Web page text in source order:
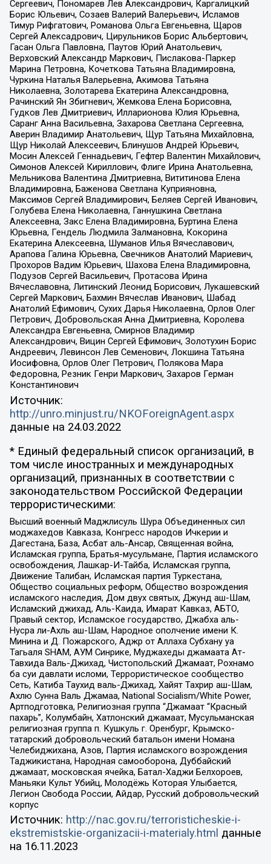
Сергеевич, Пономарев Лев Александрович, Каргалицкий
Борис Юльевич, Созаев Валерий Валерьевич, Исламов
Тимур Рифгатович, Романова Ольга Евгеньевна, Щаров
Сергей Алексадрович, Цирульников Борис Альбертович,
Гасан Ольга Павловна, Паутов Юрий Анатольевич,
Верховский Александр Маркович, Пислакова-Паркер
Марина Петровна, Кочеткова Татьяна Владимировна,
Чуркина Наталья Валерьевна, Акимова Татьяна
Николаевна, Золотарева Екатерина Александровна,
Рачинский Ян Збигневич, Жемкова Елена Борисовна,
Гудков Лев Дмитриевич, Илларионова Юлия Юрьевна,
Саранг Анна Васильевна, Захарова Светлана Сергеевна,
Аверин Владимир Анатольевич, Щур Татьяна Михайловна,
Щур Николай Алексеевич, Блинушов Андрей Юрьевич,
Мосин Алексей Геннадьевич, Гефтер Валентин Михайлович,
Симонов Алексей Кириллович, Флиге Ирина Анатольевна,
Мельникова Валентина Дмитриевна, Вититинова Елена
Владимировна, Баженова Светлана Куприяновна,
Максимов Сергей Владимирович, Беляев Сергей Иванович,
Голубева Елена Николаевна, Ганнушкина Светлана
Алексеевна, Закс Елена Владимировна, Буртина Елена
Юрьевна, Гендель Людмила Залмановна, Кокорина
Екатерина Алексеевна, Шуманов Илья Вячеславович,
Арапова Галина Юрьевна, Свечников Анатолий Мариевич,
Прохоров Вадим Юрьевич, Шахова Елена Владимировна,
Подузов Сергей Васильевич, Протасова Ирина
Вячеславовна, Литинский Леонид Борисович, Лукашевский
Сергей Маркович, Бахмин Вячеслав Иванович, Шабад
Анатолий Ефимович, Сухих Дарья Николаевна, Орлов Олег
Петрович, Добровольская Анна Дмитриевна, Королева
Александра Евгеньевна, Смирнов Владимир
Александрович, Вицин Сергей Ефимович, Золотухин Борис
Андреевич, Левинсон Лев Семенович, Локшина Татьяна
Иосифовна, Орлов Олег Петрович, Полякова Мара
Федоровна, Резник Генри Маркович, Захаров Герман
Константинович
Источник:
http://unro.minjust.ru/NKOForeignAgent.aspx
данные на 24.03.2022
* Единый федеральный список организаций, в
том числе иностранных и международных
организаций, признанных в соответствии с
законодательством Российской Федерации
террористическими:
Высший военный Маджлисуль Шура Объединенных сил
моджахедов Кавказа, Конгресс народов Ичкерии и
Дагестана, База, Асбат аль-Ансар, Священная война,
Исламская группа, Братья-мусульмане, Партия исламского
освобождения, Лашкар-И-Тайба, Исламская группа,
Движение Талибан, Исламская партия Туркестана,
Общество социальных реформ, Общество возрождения
исламского наследия, Дом двух святых, Джунд аш-Шам,
Исламский джихад, Аль-Каида, Имарат Кавказ, АБТО,
Правый сектор, Исламское государство, Джабха аль-
Нусра ли-Ахль аш-Шам, Народное ополчение имени К.
Минина и Д. Пожарского, Аджр от Аллаха Субхану уа
Тагьаля SHAM, АУМ Синрике, Муджахеды джамаата Ат-
Тавхида Валь-Джихад, Чистопольский Джамаат, Рохнамо
ба суи давлати исломи, Террористическое сообщество
Сеть, Катиба Таухид валь-Джихад, Хайят Тахрир аш-Шам,
Ахлю Сунна Валь Джамаа, National Socialism/White Power,
Артподготовка, Религиозная группа “Джамаат “Красный
пахарь”, Колумбайн, Хатлонский джамаат, Мусульманская
религиозная группа п. Кушкуль г. Оренбург, Крымско-
татарский добровольческий батальон имени Номана
Челебиджихана, Азов, Партия исламского возрождения
Таджикистана, Народная самооборона, Дуббайский
джамаат, московская ячейка, Батал-Хаджи Белхороев,
Маньяки Культ Убийц, Молодёжь Которая Улыбается,
Легион Свобода России, Айдар, Русский добровольческий
корпус
Источник: http://nac.gov.ru/terroristicheskie-i-
ekstremistskie-organizacii-i-materialy.html данные
на 16.11.2023